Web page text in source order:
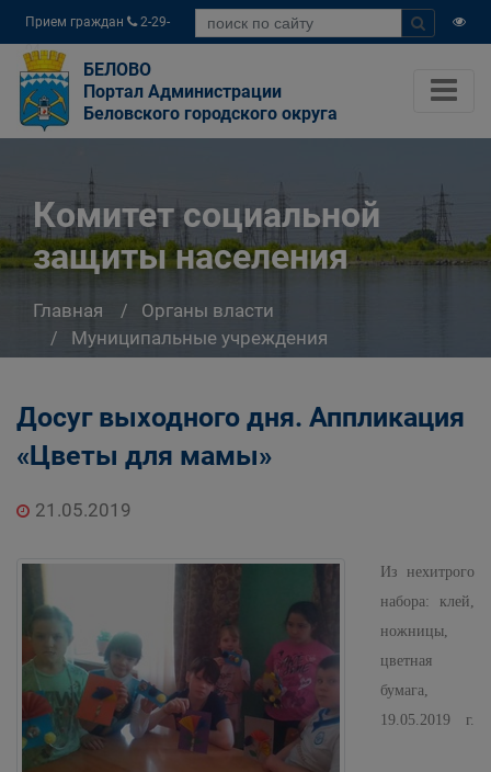
Прием граждан
2-29-
04
БЕЛОВО
Портал Администрации
Беловского городского округа
Комитет социальной
защиты населения
Главная
Органы власти
Муниципальные учреждения
Комитет социальной защиты населения
Досуг выходного дня. Аппликация
«Цветы для мамы»
21.05.2019
Из нехитрого
набора: клей,
ножницы,
цветная
бумага,
19.05.2019 г.